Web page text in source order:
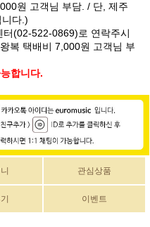
원 고객님 부담. / 단, 제주
다.)
(02-522-0869)로 연락주시
복 택배비 7,000원 고객님 부
합니다.
관심상품
이벤트